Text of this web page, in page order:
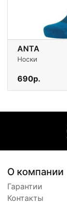
ANTA
Носки
690р.
О компании
Гарантии
Контакты